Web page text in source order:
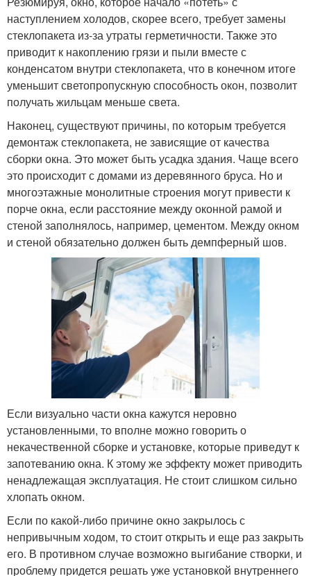
наступлением холодов, скорее всего, требует замены
стеклопакета из-за утраты герметичности. Также это
приводит к накоплению грязи и пыли вместе с
конденсатом внутри стеклопакета, что в конечном итоге
уменьшит светопропускную способность окон, позволит
получать жильцам меньше света.
Наконец, существуют причины, по которым требуется
демонтаж стеклопакета, не зависящие от качества
сборки окна. Это может быть усадка здания. Чаще всего
это происходит с домами из деревянного бруса. Но и
многоэтажные монолитные строения могут привести к
порче окна, если расстояние между оконной рамой и
стеной заполнялось, например, цементом. Между окном
и стеной обязательно должен быть демпферный шов.
Если визуально части окна кажутся неровно
установленными, то вполне можно говорить о
некачественной сборке и установке, которые приведут к
запотеванию окна. К этому же эффекту может приводить
ненадлежащая эксплуатация. Не стоит слишком сильно
хлопать окном.
Если по какой-либо причине окно закрылось с
непривычным ходом, то стоит открыть и еще раз закрыть
его. В противном случае возможно выгибание створки, и
проблему придется решать уже установкой внутреннего